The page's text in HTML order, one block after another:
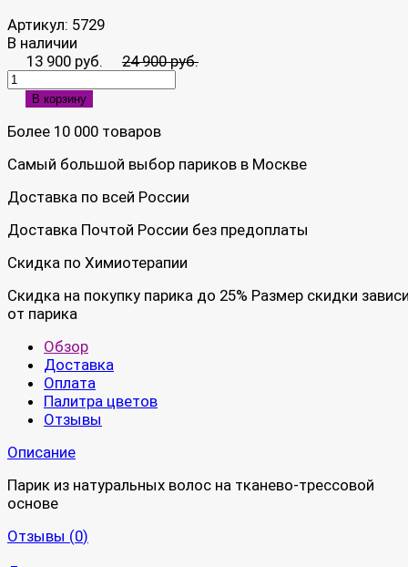
Артикул: 5729
В наличии
13 900 руб.
24 900 руб.
В корзину
Более 10 000 товаров
Самый большой выбор париков в Москве
Доставка по всей России
Доставка Почтой России без предоплаты
Скидка по Химиотерапии
Скидка на покупку парика до 25% Размер скидки
от парика
Обзор
Доставка
Оплата
Палитра цветов
Отзывы
Описание
Парик из натуральных волос на тканево-трессовой
основе
Отзывы (0)